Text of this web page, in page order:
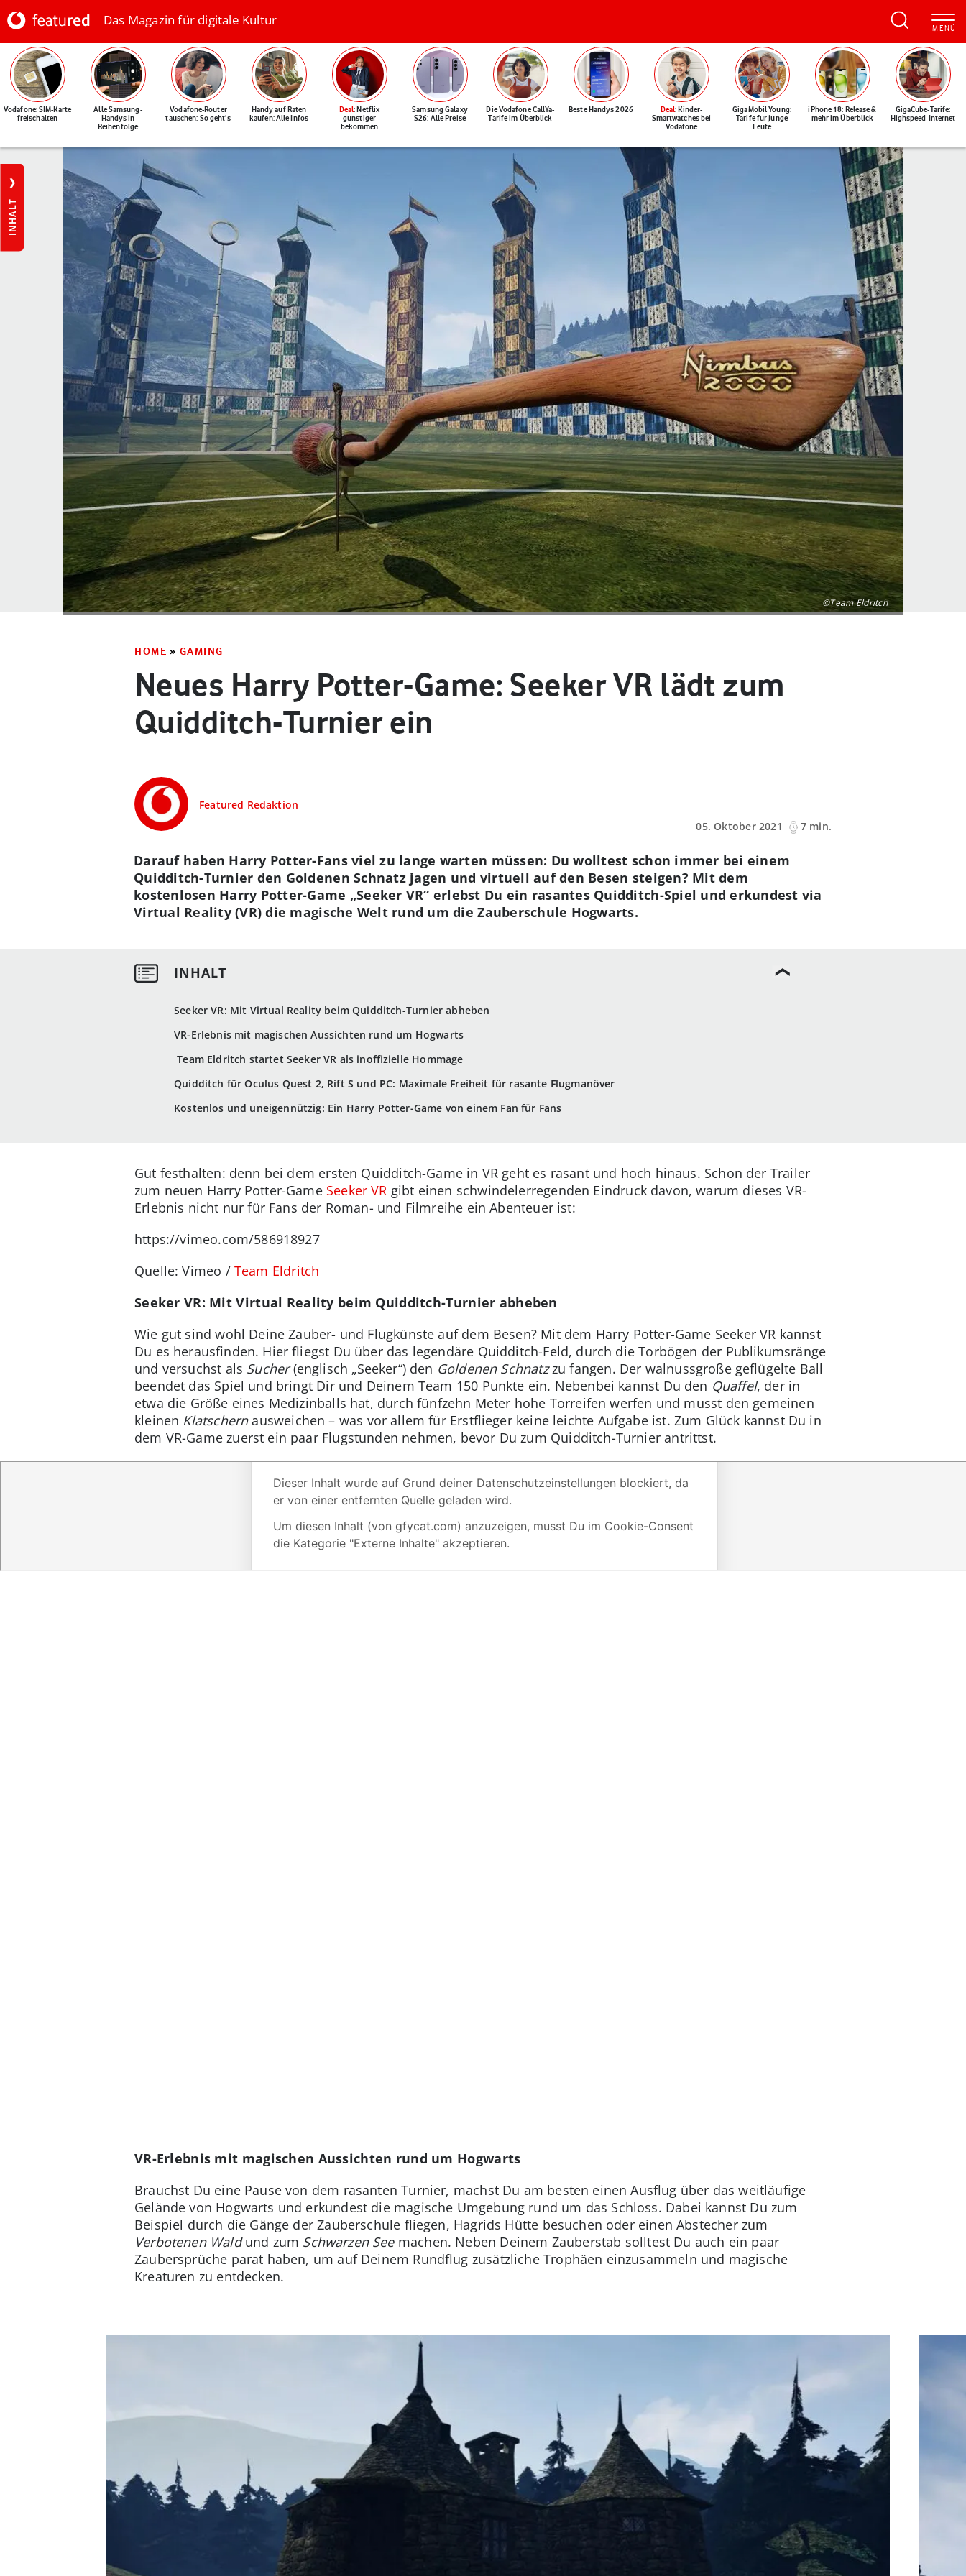
Das Magazin für digitale Kultur
Vodafone: SIM-Karte
freischalten
Alle Samsung-
Handys in
Reihenfolge
Vodafone-Router
tauschen: So geht's
Handy auf Raten
kaufen: Alle Infos
Deal: Netflix
günstiger
bekommen
Samsung Galaxy
S26: Alle Preise
Die Vodafone CallYa-
Tarife im Überblick
Beste Handys 2026 Deal: Kinder-
Smartwatches bei
Vodafone
GigaMobil Young:
Tarife für junge
Leute
iPhone 18: Release &
mehr im Überblick
GigaCube-Tarife:
Highspeed-Internet
INHALT
©Team Eldritch
HOME » GAMING
Neues Harry Potter-Game: Seeker VR lädt zum
Quidditch-Turnier ein
Featured Redaktion
05. Oktober 2021
7 min.
Seeker VR: Mit Virtual Reality beim Quidditch-Turnier abheben
VR-Erlebnis mit magischen Aussichten rund um Hogwarts
Team Eldritch startet Seeker VR als inoffizielle Hommage
Quidditch für Oculus Quest 2, Rift S und PC: Maximale Freiheit für rasante Flugmanöver
Kostenlos und uneigennützig: Ein Harry Potter-Game von einem Fan für Fans
Darauf haben Harry Potter-Fans viel zu lange warten müssen: Du wolltest schon immer bei einem
Quidditch-Turnier den Goldenen Schnatz jagen und virtuell auf den Besen steigen? Mit dem
kostenlosen Harry Potter-Game „Seeker VR“ erlebst Du ein rasantes Quidditch-Spiel und erkundest via
Virtual Reality (VR) die magische Welt rund um die Zauberschule Hogwarts.
Gut festhalten: denn bei dem ersten Quidditch-Game in VR geht es rasant und hoch hinaus. Schon der Trailer
zum neuen Harry Potter-Game Seeker VR gibt einen schwindelerregenden Eindruck davon, warum dieses VR-
Erlebnis nicht nur für Fans der Roman- und Filmreihe ein Abenteuer ist:
https://vimeo.com/586918927
Quelle: Vimeo / Team Eldritch
Seeker VR: Mit Virtual Reality beim Quidditch-Turnier abheben
Wie gut sind wohl Deine Zauber- und Flugkünste auf dem Besen? Mit dem Harry Potter-Game Seeker VR kannst
Du es herausfinden. Hier fliegst Du über das legendäre Quidditch-Feld, durch die Torbögen der Publikumsränge
und versuchst als Sucher(englisch „Seeker“) den Goldenen Schnatzzu fangen. Der walnussgroße geflügelte Ball
beendet das Spiel und bringt Dir und Deinem Team 150 Punkte ein. Nebenbei kannst Du den Quaffel, der in
etwa die Größe eines Medizinballs hat, durch fünfzehn Meter hohe Torreifen werfen und musst den gemeinen
kleinen Klatschernausweichen – was vor allem für Erstflieger keine leichte Aufgabe ist. Zum Glück kannst Du in
dem VR-Game zuerst ein paar Flugstunden nehmen, bevor Du zum Quidditch-Turnier antrittst.
VR-Erlebnis mit magischen Aussichten rund um Hogwarts
Brauchst Du eine Pause von dem rasanten Turnier, machst Du am besten einen Ausflug über das weitläufige
Gelände von Hogwarts und erkundest die magische Umgebung rund um das Schloss. Dabei kannst Du zum
Beispiel durch die Gänge der Zauberschule fliegen, Hagrids Hütte besuchen oder einen Abstecher zum
Verbotenen Waldund zum Schwarzen Seemachen. Neben Deinem Zauberstab solltest Du auch ein paar
Zaubersprüche parat haben, um auf Deinem Rundflug zusätzliche Trophäen einzusammeln und magische
Kreaturen zu entdecken.